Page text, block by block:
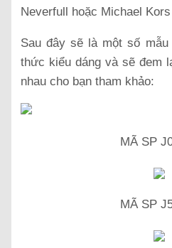
Neverfull hoặc Michael
Sau đây sẽ là một số
thức kiểu dáng và sẽ đem
nhau cho bạn tham khảo:
MÃ SP
MÃ SP